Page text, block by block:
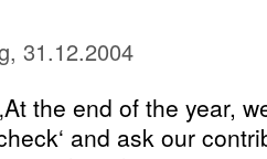
31.12.2004
the end of the year,
and ask our